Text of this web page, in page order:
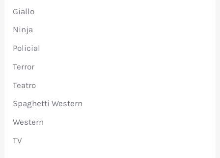
Giallo
Ninja
Policial
Terror
Teatro
Spaghetti Western
Western
TV